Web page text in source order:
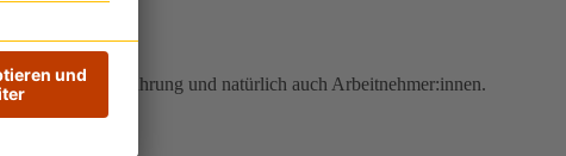
und natürlich auch Arbeitnehmer:innen.